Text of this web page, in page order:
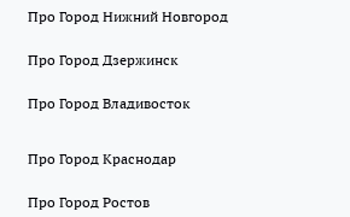
Про Город Нижний Новгород
Про Город Дзержинск
Про Город Владивосток
Про Город Краснодар
Про Город Ростов